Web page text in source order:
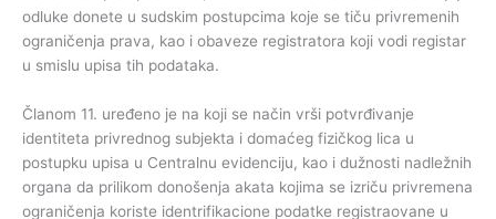
odluke donete u sudskim postupcima koje se tiču privremenih
ograničenja prava, kao i obaveze registratora koji vodi registar
u smislu upisa tih podataka.
Članom 11. uređeno je na koji se način vrši potvrđivanje
identiteta privrednog subjekta i domaćeg fizičkog lica u
postupku upisa u Centralnu evidenciju, kao i dužnosti nadležnih
organa da prilikom donošenja akata kojima se izriču privremena
ograničenja koriste identrifikacione podatke registraovane u